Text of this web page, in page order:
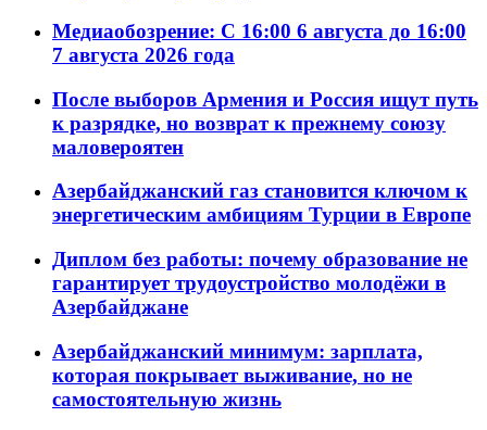
Медиаобозрение: С 16:00 6 августа до 16:00
7 августа 2026 года
После выборов Армения и Россия ищут путь
к разрядке, но возврат к прежнему союзу
маловероятен
Азербайджанский газ становится ключом к
энергетическим амбициям Турции в Европе
Диплом без работы: почему образование не
гарантирует трудоустройство молодёжи в
Азербайджане
Азербайджанский минимум: зарплата,
которая покрывает выживание, но не
самостоятельную жизнь